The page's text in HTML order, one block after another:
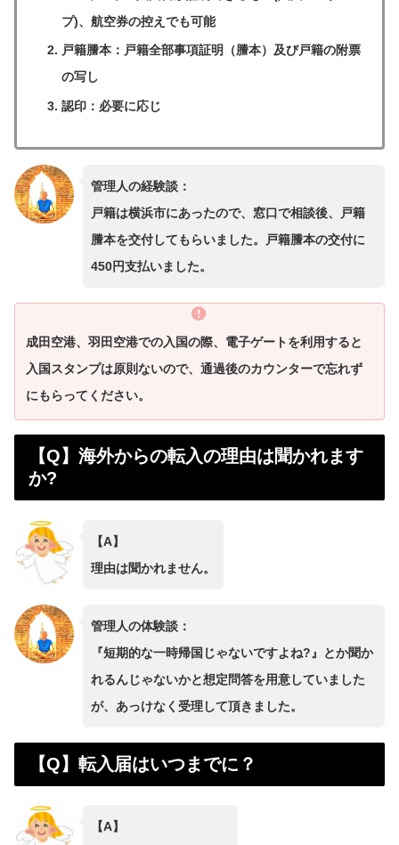
プ)、航空券の控えでも可能
戸籍謄本：戸籍全部事項証明（謄本）及び戸籍の附票
の写し
認印：必要に応じ
管理人の経験談：
戸籍は横浜市にあったので、窓口で相談後、戸籍
謄本を交付してもらいました。戸籍謄本の交付に
450円支払いました。
成田空港、羽田空港での入国の際、電子ゲートを利用すると
入国スタンプは原則ないので、通過後のカウンターで忘れず
にもらってください。
【Q】海外からの転入の理由は聞かれます
か?
【A】
理由は聞かれません。
管理人の体験談：
『短期的な一時帰国じゃないですよね?』とか聞か
れるんじゃないかと想定問答を用意していました
が、あっけなく受理して頂きました。
【Q】転入届はいつまでに？
【A】